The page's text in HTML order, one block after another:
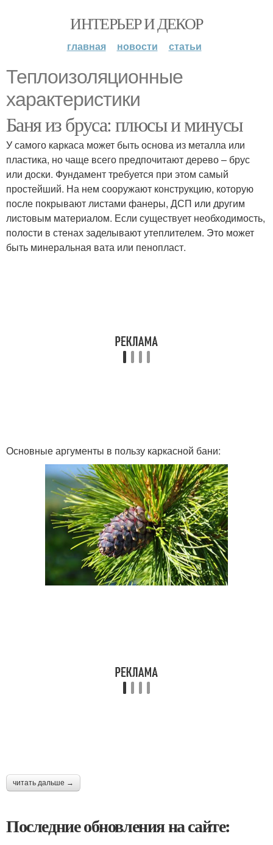
ИНТЕРЬЕР И ДЕКОР
главная новости статьи
Теплоизоляционные
характеристики
Баня из бруса: плюсы и минусы
У самого каркаса может быть основа из металла или
пластика, но чаще всего предпочитают дерево – брус
или доски. Фундамент требуется при этом самый
простейший. На нем сооружают конструкцию, которую
после покрывают листами фанеры, ДСП или другим
листовым материалом. Если существует необходимость,
полости в стенах заделывают утеплителем. Это может
быть минеральная вата или пенопласт.
Основные аргументы в пользу каркасной бани:
читать дальше →
Последние обновления на сайте: